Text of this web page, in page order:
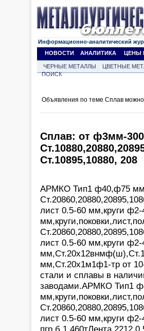
Информационно-аналитический
НОВОСТИ
АНАЛИТИКА ЦЕНЫ
ЧЕРНЫЕ МЕТАЛЛЫ ЦВЕТНЫЕ
ПОИСК
Объявления по теме Сплав можно
Сплав: от ф3мм-
Ст.10895,10880, 208
АРМКО Тип1 ф40,ф75
лист 0.5-60 мм,круги
лист 0.5-60 мм,круги ф2-
мм,Ст.20х1м1ф1-тр от
стали и сплавы в
заводами.АРМКО Тип1
лист 0.5-60 мм,круги
пгр.б 1,460тЛента